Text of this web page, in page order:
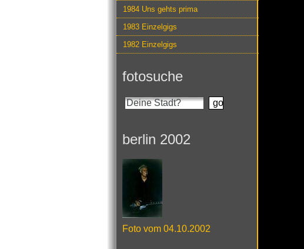
1984 Uns gehts prima
1983 Einzelgigs
1982 Einzelgigs
fotosuche
berlin 2002
Foto vom 04.10.2002